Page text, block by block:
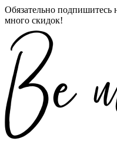
Обязательно
много скидок!